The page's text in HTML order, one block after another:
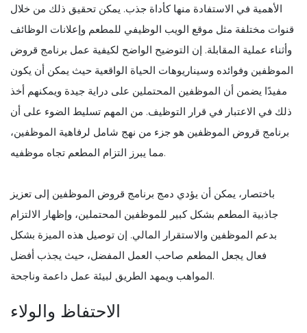
الأهمية في الاستفادة منها كأداة جذب. يمكن تحقيق ذلك من خلال
قنوات مختلفة مثل موقع الويب الوظيفي للمطعم وإعلانات الوظائف
وأثناء عملية المقابلة. إن التوضيح الواضح لكيفية عمل برنامج قروض
الموظفين وفوائده وسيناريوهات الحياة الواقعية حيث يمكن أن يكون
مفيدًا يضمن أن الموظفين المحتملين على دراية جيدة ويمكنهم أخذ
ذلك في الاعتبار في قرار التوظيف. من المهم تسليط الضوء على أن
برنامج قروض الموظفين هو جزء من نهج شامل لرفاهية الموظفين،
مما يبرز التزام المطعم تجاه موظفيه.
باختصار، يمكن أن يؤدي دمج برنامج قروض الموظفين إلى تعزيز
جاذبية المطعم بشكل كبير للموظفين المحتملين، وإظهار الالتزام
بدعم الموظفين والاستقرار المالي. إن توصيل هذه الميزة بشكل
فعال يجعل المطعم صاحب العمل المفضل، حيث يجذب أفضل
المواهب ويمهد الطريق لبيئة عمل داعمة وناجحة.
الاحتفاظ والولاء